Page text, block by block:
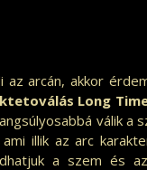
arcán, akkor
Long
válik a
illik az arc
a szem és